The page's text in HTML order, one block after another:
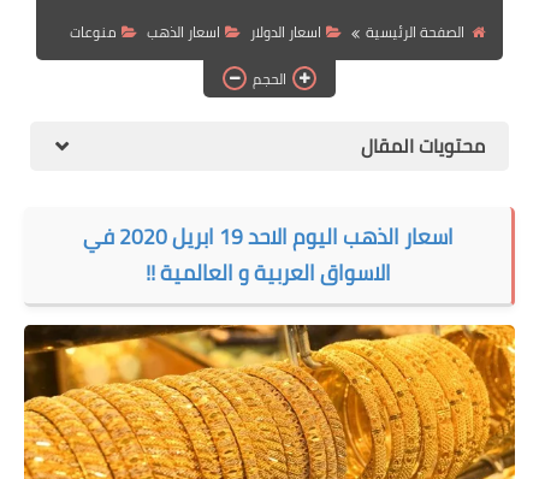
الهجرة
اقتصاد
مطبخ هسا
الصفحة الرئيسية
اسعار الدولار اسعار الذهب
منوعات
الحجم
محتويات المقال
اسعار الذهب اليوم الاحد 19 ابريل 2020 في
الاسواق العربية و العالمية !!